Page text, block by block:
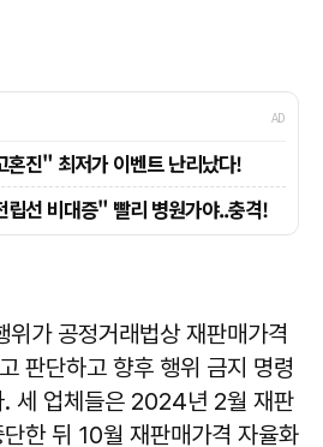
위가 공정거래법상 재판매가격
판단하고 향후 행위 금지 명령
. 세 업체들은 2024년 2월 재판
한 뒤 10월 재판매가격 자율화